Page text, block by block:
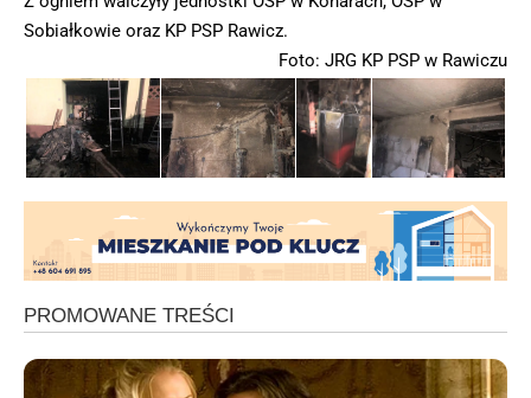
Sobiałkowie oraz KP PSP Rawicz.
Foto: JRG KP PSP w Rawiczu